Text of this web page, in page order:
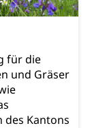
für die
und Gräser
Kantons
vif